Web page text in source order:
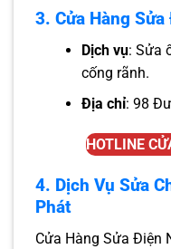
3. Cửa Hàng
Dịch vụ: Sửa
cống rãnh.
Địa chỉ: 98
HOTLINE
4. Dịch Vụ Sửa
Phát
Cửa Hàng Sửa Điện